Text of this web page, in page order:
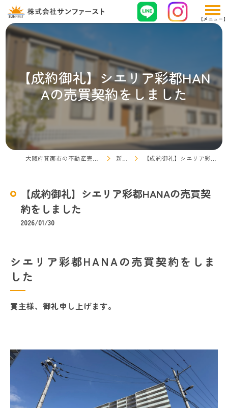
【成約御礼】シエリア彩都HAN
Aの売買契約をしました
新着情報 【成約御礼】シエリア彩都HANAの売買契約をしました
【成約御礼】シエリア彩都HANAの売買契
約をしました
2026/01/30
シエリア彩都HANAの売買契約をしま
した
買主様、御礼申し上げます。